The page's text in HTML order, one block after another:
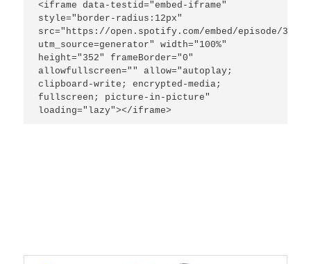
<iframe data-testid="embed-iframe"
style="border-radius:12px"
src="https://open.spotify.com/embed/episode/
utm_source=generator" width="100%"
height="352" frameBorder="0"
allowfullscreen="" allow="autoplay;
clipboard-write; encrypted-media;
fullscreen; picture-in-picture"
loading="lazy"></iframe>